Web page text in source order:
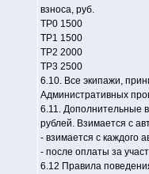
взноса, руб.
ТР0 1500
ТР1 1500
ТР2 2000
ТР3 2500
6.10. Все экипажи,
Административных
6.11. Дополнительные
рублей. Взимается с
- взимается с каждого
- после оплаты за
6.12 Правила